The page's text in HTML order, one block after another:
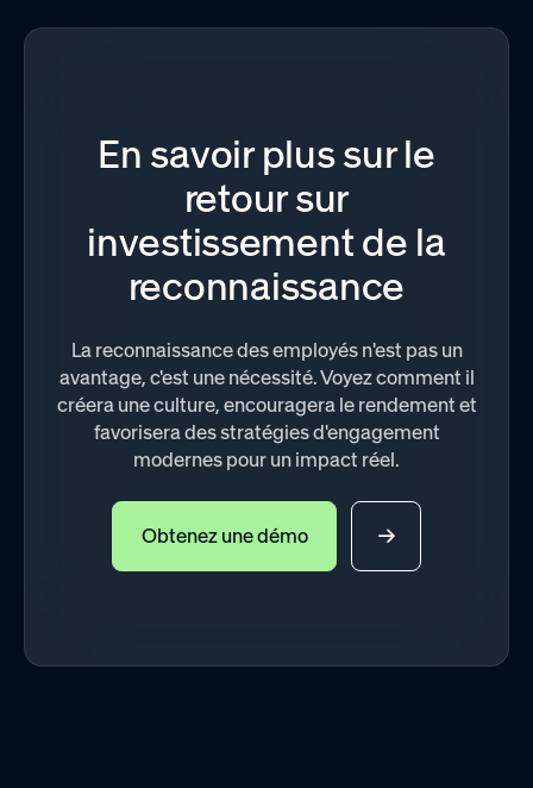
En savoir plus sur le
retour sur
investissement de la
reconnaissance
La reconnaissance des employés n'est pas un
avantage, c'est une nécessité. Voyez comment il
créera une culture, encouragera le rendement et
favorisera des stratégies d'engagement
modernes pour un impact réel.
Obtenez une démo